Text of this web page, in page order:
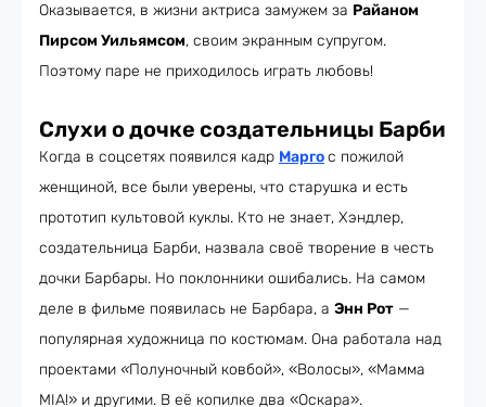
Оказывается, в жизни актриса замужем за Райаном
Пирсом Уильямсом, своим экранным супругом.
Поэтому паре не приходилось играть любовь!
Слухи о дочке создательницы Барби
Когда в соцсетях появился кадр Маргос пожилой
женщиной, все были уверены, что старушка и есть
прототип культовой куклы. Кто не знает, Хэндлер,
создательница Барби, назвала своё творение в честь
дочки Барбары. Но поклонники ошибались. На самом
деле в фильме появилась не Барбара, а Энн Рот —
популярная художница по костюмам. Она работала над
проектами «Полуночный ковбой», «Волосы», «Мамма
MIA!» и другими. В её копилке два «Оскара».